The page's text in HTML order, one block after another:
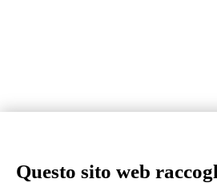
Questo sito web